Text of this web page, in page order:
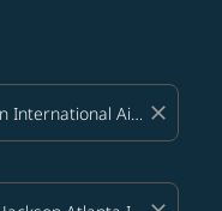
close